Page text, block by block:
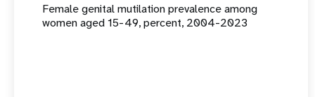
Female genital mutilation prevalence among
women aged 15-49, percent, 2004-2023